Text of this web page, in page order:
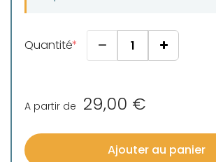
Quantité
A partir de 29,00 €
Ajouter au panier